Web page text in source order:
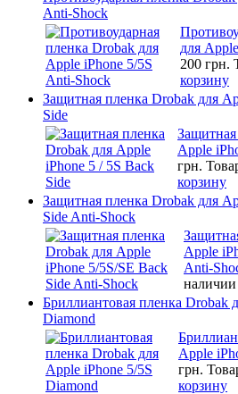
Anti-Shock
для
200 грн.
корзину
Защитная пленка Drobak для
Side
Apple
грн.
корзину
Защитная пленка Drobak для
Side Anti-Shock
Apple
Anti-
наличии
Бриллиантовая пленка Drobak
Diamond
Apple
грн.
корзину